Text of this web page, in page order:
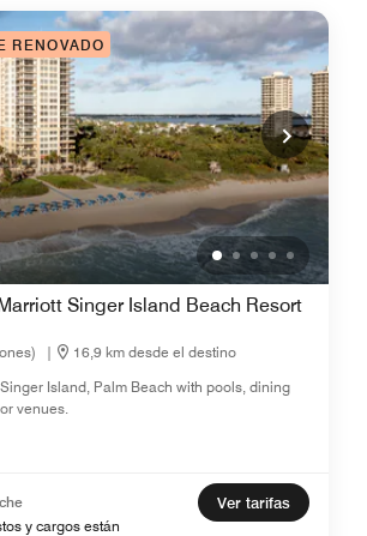
RENOVADO
Singer Island Beach Resort
|
16,9 km desde el destino
Island, Palm Beach with pools, dining
venues.
y cargos están
Ver tarifas